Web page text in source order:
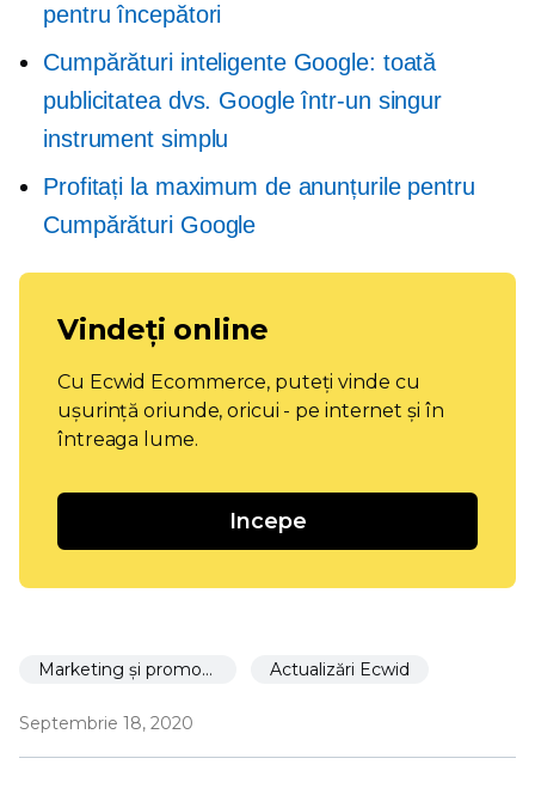
pentru începători
Cumpărături inteligente Google: toată
publicitatea dvs. Google într-un singur
instrument simplu
Profitați la maximum de anunțurile pentru
Cumpărături Google
Vindeți online
Cu Ecwid Ecommerce, puteți vinde cu
ușurință oriunde, oricui - pe internet și în
întreaga lume.
Incepe
Marketing și promovare Actualizări Ecwid
Septembrie 18, 2020